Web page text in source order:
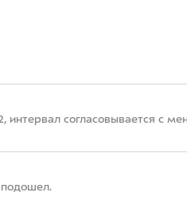
интервал согласовывается с
подошел.